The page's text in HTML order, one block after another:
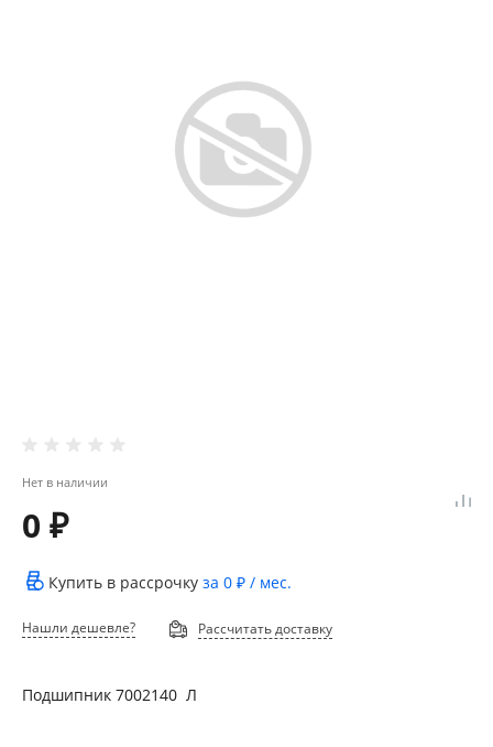
Нет в наличии
0 ₽
Купить в рассрочку за 0 ₽ / мес.
Нашли дешевле? Рассчитать доставку
Подшипник 7002140 Л